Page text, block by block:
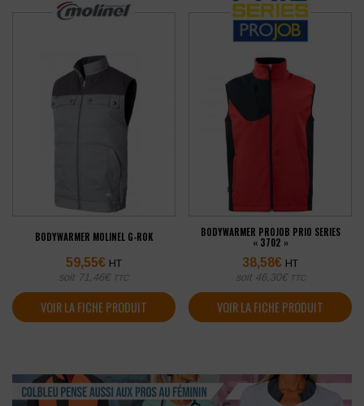
BODYWARMER MOLINEL G-ROK
59,55€ HT
soit 71,46€ TTC
VOIR LA FICHE PRODUIT
BODYWARMER PROJOB PRIO SERIES
« 3702 »
38,58€ HT
soit 46,30€ TTC
VOIR LA FICHE PRODUIT